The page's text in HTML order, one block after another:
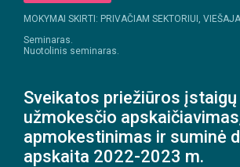
MOKYMAI SKIRTI: PRIVAČIAM SEKTORIUI,
Seminaras.
Nuotolinis seminaras.
Sveikatos priežiūros įstaigų
užmokesčio
apmokestinimas ir suminė
apskaita 2022-2023 m.